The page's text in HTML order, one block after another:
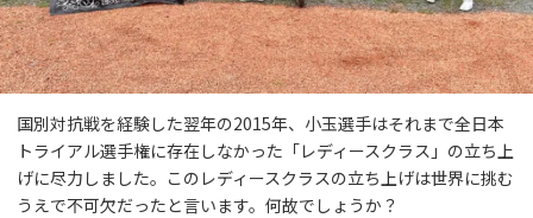
国別対抗戦を経験した翌年の2015年、小玉選手はそれまで全日本
トライアル選手権に存在しなかった「レディースクラス」の立ち上
げに尽力しました。このレディースクラスの立ち上げは世界に挑む
うえで不可欠だったと言います。何故でしょうか？